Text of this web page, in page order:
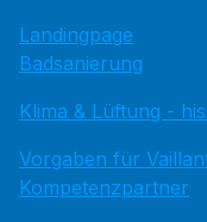
Landingpage
Badsanierung
Klima & Lüftung -
Vorgaben für
Kompetenzpartner